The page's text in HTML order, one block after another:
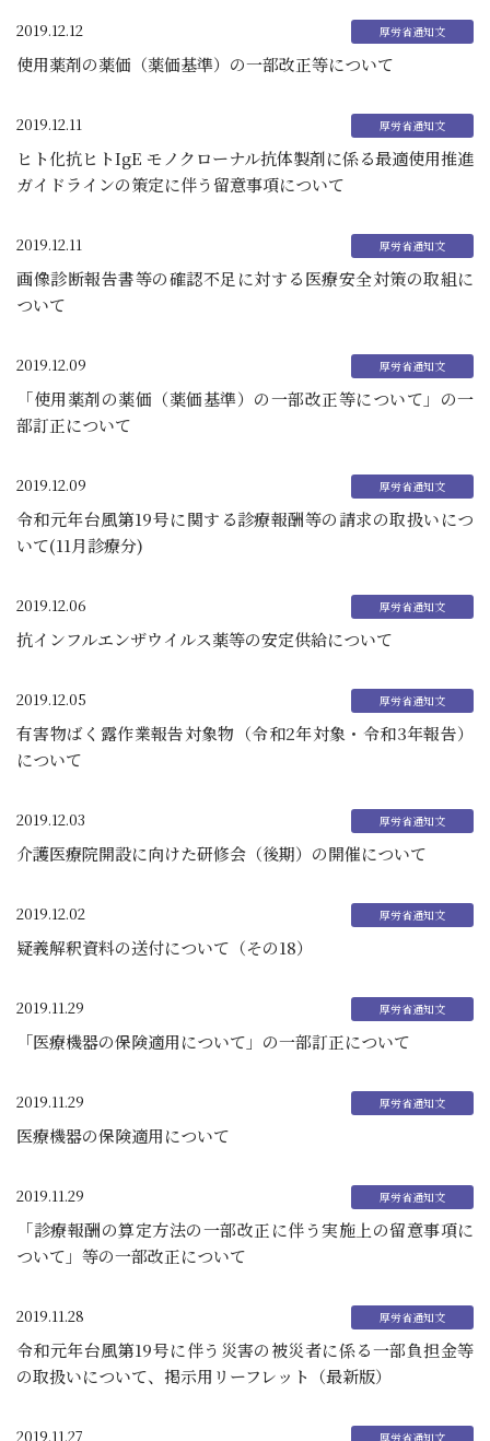
2019.12.12
使用薬剤の薬価（薬価基準）の一部改正等について
2019.12.11
ヒト化抗ヒトIgE モノクローナル抗体製剤に係る最適使用推進
ガイドラインの策定に伴う留意事項について
2019.12.11
画像診断報告書等の確認不足に対する医療安全対策の取組に
ついて
2019.12.09
「使用薬剤の薬価（薬価基準）の一部改正等について」の一
部訂正について
2019.12.09
令和元年台風第19号に関する診療報酬等の請求の取扱いにつ
いて(11月診療分)
2019.12.06
抗インフルエンザウイルス薬等の安定供給について
2019.12.05
有害物ばく露作業報告対象物（令和2年対象・令和3年報告）
について
2019.12.03
介護医療院開設に向けた研修会（後期）の開催について
2019.12.02
疑義解釈資料の送付について（その18）
2019.11.29
「医療機器の保険適用について」の一部訂正について
2019.11.29
医療機器の保険適用について
2019.11.29
「診療報酬の算定方法の一部改正に伴う実施上の留意事項に
ついて」等の一部改正について
2019.11.28
令和元年台風第19号に伴う災害の被災者に係る一部負担金等
の取扱いについて、掲示用リーフレット（最新版）
2019.11.27